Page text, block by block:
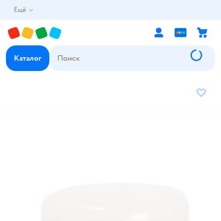
Ещё
Каталог
В